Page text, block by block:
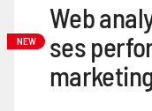
NEW
Web
ses